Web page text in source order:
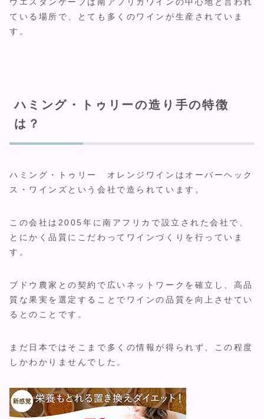
ている場所で、とても多くのワインが生産されていま
す。
ハミング・トゥリーの造り手の特徴
は？
ハミング・トゥリー オレンジワインはオーバーヘック
ス・ワインズという会社で造られています。
この会社は2005年に南アフリカで設立された会社で、
とにかく品質にこだわってワインづくりを行っていま
す。
ブドウ農家との契約で広いネットワークを確立し、高品
質な果実を選定することでワインの品質を向上させてい
るとのことです。
まだ日本ではそこまで多くの情報が得られず、この程度
しかわかりませんでした。